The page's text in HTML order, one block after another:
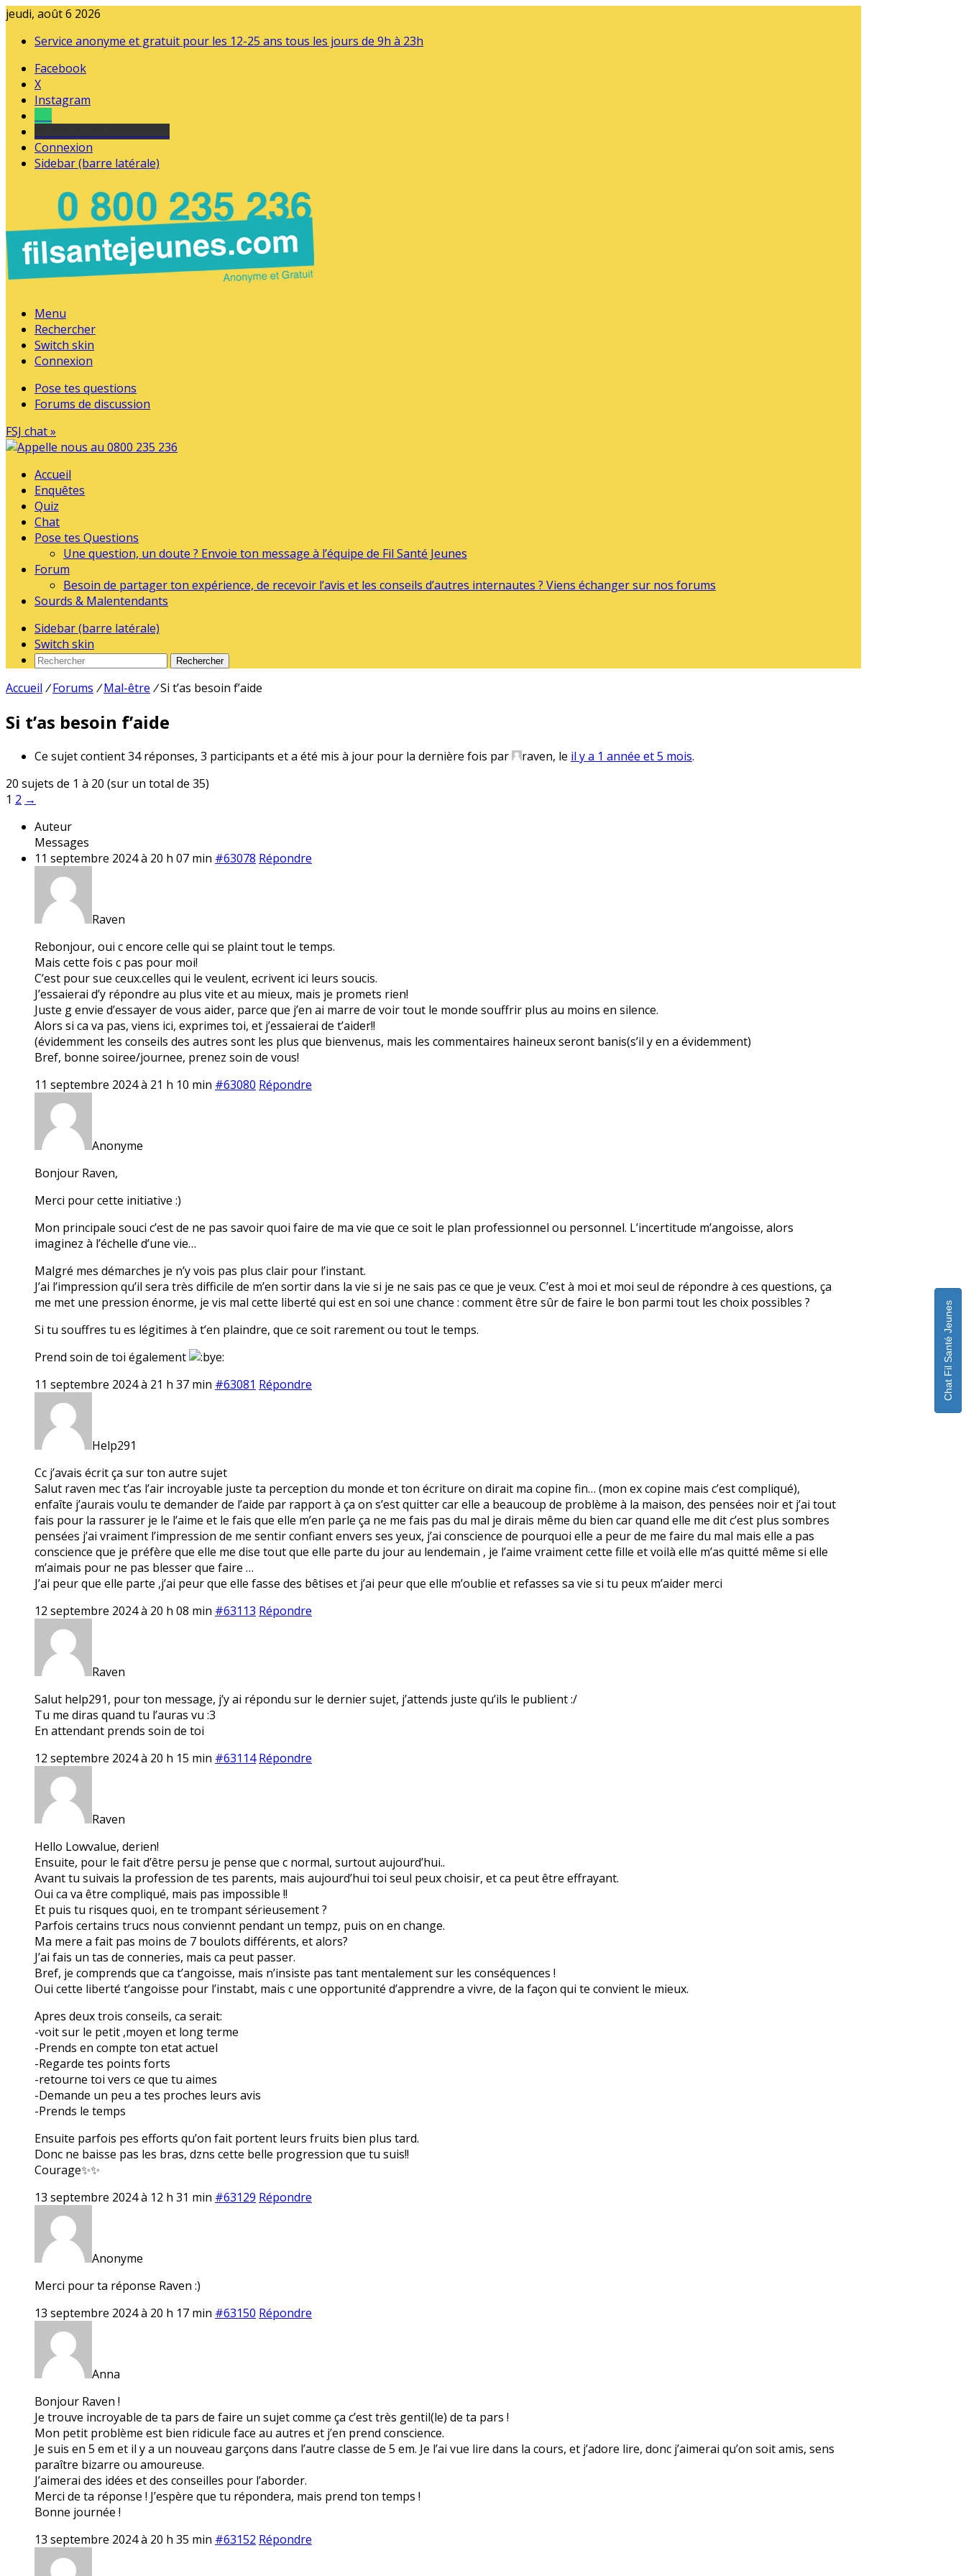
jeudi, août 6 2026
Service anonyme et gratuit pour les 12-25 ans tous les jours de 9h à 23h
Facebook
X
Instagram
Connexion
Sidebar (barre latérale)
Menu
Rechercher
Switch skin
Connexion
Pose tes questions
Forums de discussion
FSJ chat »
Accueil
Enquêtes
Quiz
Chat
Pose tes Questions
Une question, un doute ? Envoie ton message à l’équipe de Fil Santé Jeunes
Forum
Besoin de partager ton expérience, de recevoir l’avis et les conseils d’autres internautes ? Viens échanger sur nos forums
Sourds & Malentendants
Sidebar (barre latérale)
Switch skin
Rechercher
Accueil / Forums / Mal-être /Si t’as besoin f’aide
Si t’as besoin f’aide
Ce sujet contient 34 réponses, 3 participants et a été mis à jour pour la dernière fois par raven, le il y a 1 année et 5 mois.
20 sujets de 1 à 20 (sur un total de 35)
1 2 →
Auteur
Messages
11 septembre 2024 à 20 h 07 min #63078 Répondre
Raven
Rebonjour, oui c encore celle qui se plaint tout le temps.
Mais cette fois c pas pour moi!
C’est pour sue ceux.celles qui le veulent, ecrivent ici leurs soucis.
J’essaierai d’y répondre au plus vite et au mieux, mais je promets rien!
Juste g envie d’essayer de vous aider, parce que j’en ai marre de voir tout le monde souffrir plus au moins en silence.
Alors si ca va pas, viens ici, exprimes toi, et j’essaierai de t’aider!!
(évidemment les conseils des autres sont les plus que bienvenus, mais les commentaires haineux seront banis(s’il y en a évidemment)
Bref, bonne soiree/journee, prenez soin de vous!
11 septembre 2024 à 21 h 10 min #63080 Répondre
Anonyme
Bonjour Raven,
Merci pour cette initiative :)
Mon principale souci c’est de ne pas savoir quoi faire de ma vie que ce soit le plan professionnel ou personnel. L’incertitude m’angoisse, alors
imaginez à l’échelle d’une vie…
Malgré mes démarches je n’y vois pas plus clair pour l’instant.
J’ai l’impression qu’il sera très difficile de m’en sortir dans la vie si je ne sais pas ce que je veux. C’est à moi et moi seul de répondre à ces questions, ça
me met une pression énorme, je vis mal cette liberté qui est en soi une chance : comment être sûr de faire le bon parmi tout les choix possibles ?
Si tu souffres tu es légitimes à t’en plaindre, que ce soit rarement ou tout le temps.
Prend soin de toi également
11 septembre 2024 à 21 h 37 min #63081 Répondre
Help291
Cc j’avais écrit ça sur ton autre sujet
Salut raven mec t’as l’air incroyable juste ta perception du monde et ton écriture on dirait ma copine fin… (mon ex copine mais c’est compliqué),
enfaîte j’aurais voulu te demander de l’aide par rapport à ça on s’est quitter car elle a beaucoup de problème à la maison, des pensées noir et j’ai tout
fais pour la rassurer je le l’aime et le fais que elle m’en parle ça ne me fais pas du mal je dirais même du bien car quand elle me dit c’est plus sombres
pensées j’ai vraiment l’impression de me sentir confiant envers ses yeux, j’ai conscience de pourquoi elle a peur de me faire du mal mais elle a pas
conscience que je préfère que elle me dise tout que elle parte du jour au lendemain , je l’aime vraiment cette fille et voilà elle m’as quitté même si elle
m’aimais pour ne pas blesser que faire …
J’ai peur que elle parte ,j’ai peur que elle fasse des bêtises et j’ai peur que elle m’oublie et refasses sa vie si tu peux m’aider merci
12 septembre 2024 à 20 h 08 min #63113 Répondre
Raven
Salut help291, pour ton message, j’y ai répondu sur le dernier sujet, j’attends juste qu’ils le publient :/
Tu me diras quand tu l’auras vu :3
En attendant prends soin de toi
12 septembre 2024 à 20 h 15 min #63114 Répondre
Raven
Hello Lowvalue, derien!
Ensuite, pour le fait d’être persu je pense que c normal, surtout aujourd’hui..
Avant tu suivais la profession de tes parents, mais aujourd’hui toi seul peux choisir, et ca peut être effrayant.
Oui ca va être compliqué, mais pas impossible !!
Et puis tu risques quoi, en te trompant sérieusement ?
Parfois certains trucs nous conviennt pendant un tempz, puis on en change.
Ma mere a fait pas moins de 7 boulots différents, et alors?
J’ai fais un tas de conneries, mais ca peut passer.
Bref, je comprends que ca t’angoisse, mais n’insiste pas tant mentalement sur les conséquences !
Oui cette liberté t’angoisse pour l’instabt, mais c une opportunité d’apprendre a vivre, de la façon qui te convient le mieux.
Apres deux trois conseils, ca serait:
-voit sur le petit ,moyen et long terme
-Prends en compte ton etat actuel
-Regarde tes points forts
-retourne toi vers ce que tu aimes
-Demande un peu a tes proches leurs avis
-Prends le temps
Ensuite parfois pes efforts qu’on fait portent leurs fruits bien plus tard.
Donc ne baisse pas les bras, dzns cette belle progression que tu suis!!
Courage✨✨
13 septembre 2024 à 12 h 31 min #63129 Répondre
Anonyme
Merci pour ta réponse Raven :)
13 septembre 2024 à 20 h 17 min #63150 Répondre
Anna
Bonjour Raven !
Je trouve incroyable de ta pars de faire un sujet comme ça c’est très gentil(le) de ta pars !
Mon petit problème est bien ridicule face au autres et j’en prend conscience.
Je suis en 5 em et il y a un nouveau garçons dans l’autre classe de 5 em. Je l’ai vue lire dans la cours, et j’adore lire, donc j’aimerai qu’on soit amis, sens
paraître bizarre ou amoureuse.
J’aimerai des idées et des conseilles pour l’aborder.
Merci de ta réponse ! J’espère que tu répondera, mais prend ton temps !
Bonne journée !
13 septembre 2024 à 20 h 35 min #63152 Répondre
Chat Fil Santé Jeunes